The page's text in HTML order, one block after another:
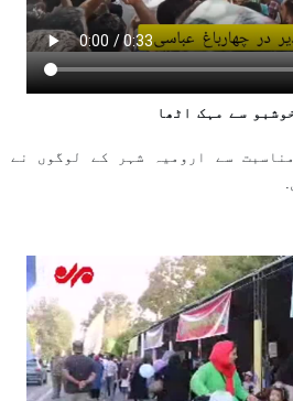
سے مہک اٹھا
سے ارومیہ شہر کے لوگوں نے